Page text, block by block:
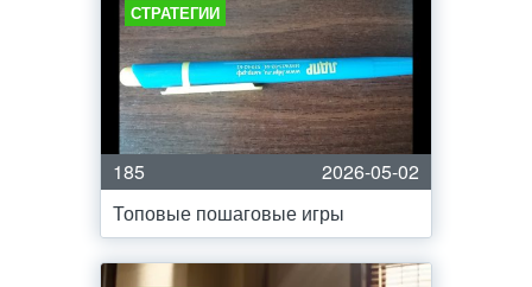
СТРАТЕГИИ
185
2026-05-02
Топовые пошаговые игры